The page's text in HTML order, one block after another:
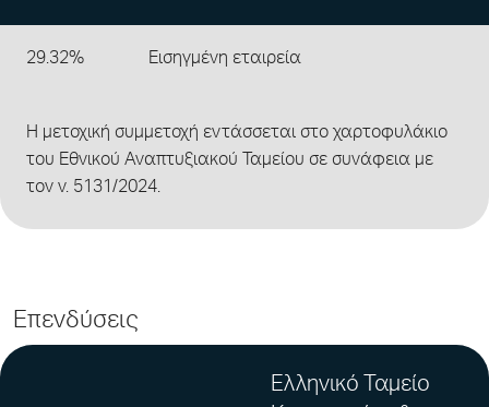
29.32% Εισηγμένη εταιρεία
Η μετοχική συμμετοχή εντάσσεται στο χαρτοφυλάκιο
του Εθνικού Αναπτυξιακού Ταμείου σε συνάφεια με
τον ν. 5131/2024.
Επενδύσεις
Ελληνικό Ταμείο